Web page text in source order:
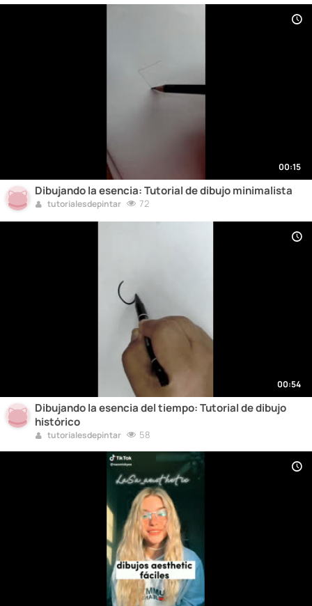
00:15
Dibujando la esencia: Tutorial de dibujo minimalista
tutorialesdepintar 72
00:54
Dibujando la esencia del tiempo: Tutorial de dibujo
histórico
tutorialesdepintar 58